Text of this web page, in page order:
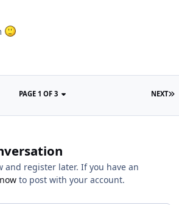
NEXT
PAGE 1 OF 3
and register later. If you have an
to post with your account.